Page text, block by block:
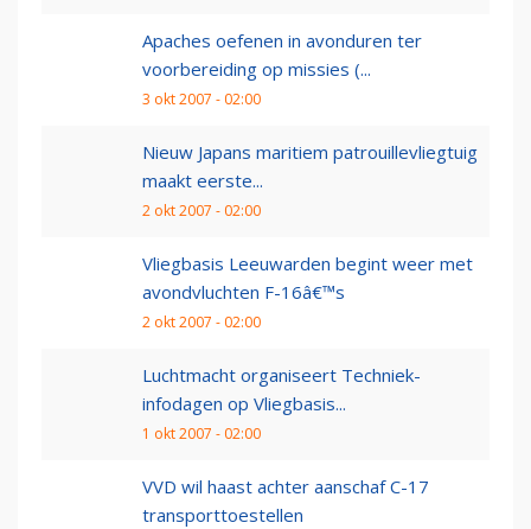
Apaches oefenen in avonduren ter
voorbereiding op missies (...
3 okt 2007 - 02:00
Nieuw Japans maritiem patrouillevliegtuig
maakt eerste...
2 okt 2007 - 02:00
Vliegbasis Leeuwarden begint weer met
avondvluchten F-16â€™s
2 okt 2007 - 02:00
Luchtmacht organiseert Techniek-
infodagen op Vliegbasis...
1 okt 2007 - 02:00
VVD wil haast achter aanschaf C-17
transporttoestellen